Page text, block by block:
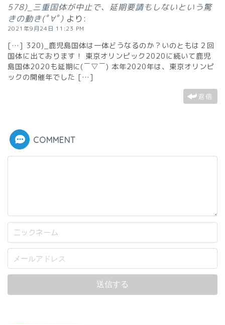
578)_三重国体が中止で、延期要請もしないという驚
きの動き(ﾟ∀ﾟ) より:
2021年9月24日 11:23 PM
[…] 320)_鹿児島国体は一体どうなるのか？いのともは２回
国体に出ております！ 東京オリンピック2020に続いて鹿児
島国体2020も延期に(￣▽￣) 本年2020年は、東京オリンピ
ックの開催年でした […]
返信
COMMENT